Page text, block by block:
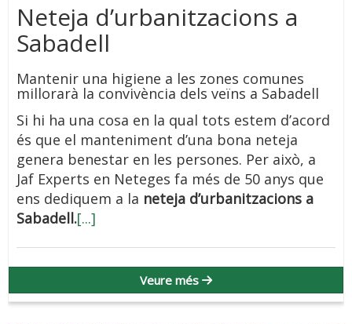
Neteja d’urbanitzacions a
Sabadell
Mantenir una higiene a les zones comunes
millorarà la convivència dels veïns a Sabadell
Si hi ha una cosa en la qual tots estem d’acord
és que el manteniment d’una bona neteja
genera benestar en les persones. Per això, a
Jaf Experts en Neteges fa més de 50 anys que
ens dediquem a la neteja d’urbanitzacions a
Sabadell.[...]
Veure més